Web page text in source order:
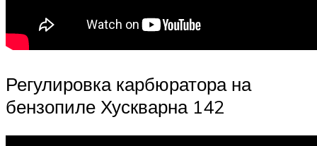
Регулировка карбюратора на
бензопиле Хускварна 142